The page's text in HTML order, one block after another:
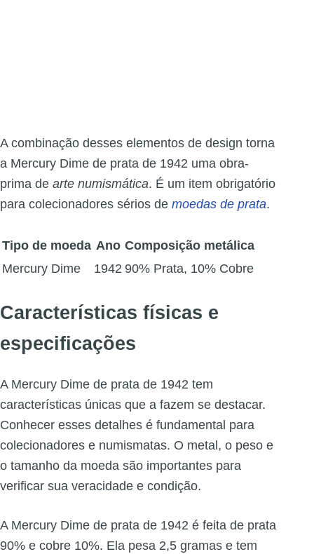
A combinação desses elementos de design torna
a Mercury Dime de prata de 1942 uma obra-
prima de arte numismática. É um item obrigatório
para colecionadores sérios de moedas de prata.
Tipo de moeda Ano Composição metálica
Mercury Dime
1942 90% Prata, 10% Cobre
Características físicas e
especificações
A Mercury Dime de prata de 1942 tem
características únicas que a fazem se destacar.
Conhecer esses detalhes é fundamental para
colecionadores e numismatas. O metal, o peso e
o tamanho da moeda são importantes para
verificar sua veracidade e condição.
A Mercury Dime de prata de 1942 é feita de prata
90% e cobre 10%. Ela pesa 2,5 gramas e tem